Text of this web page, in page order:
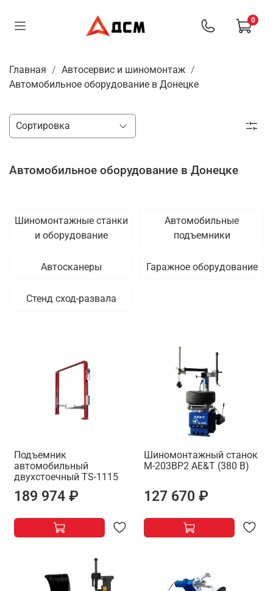
0
Главная
Автосервис и шиномонтаж
Автомобильное оборудование в Донецке
Автомобильное оборудование в Донецке
Шиномонтажные станки
и оборудование
Автомобильные
подъемники
Автосканеры Гаражное оборудование
Стенд сход-развала
Подъемник
автомобильный
двухстоечный ТS-1115
189 974 ₽
Шиномонтажный станок
M-203ВР2 AE&T (380 В)
127 670 ₽